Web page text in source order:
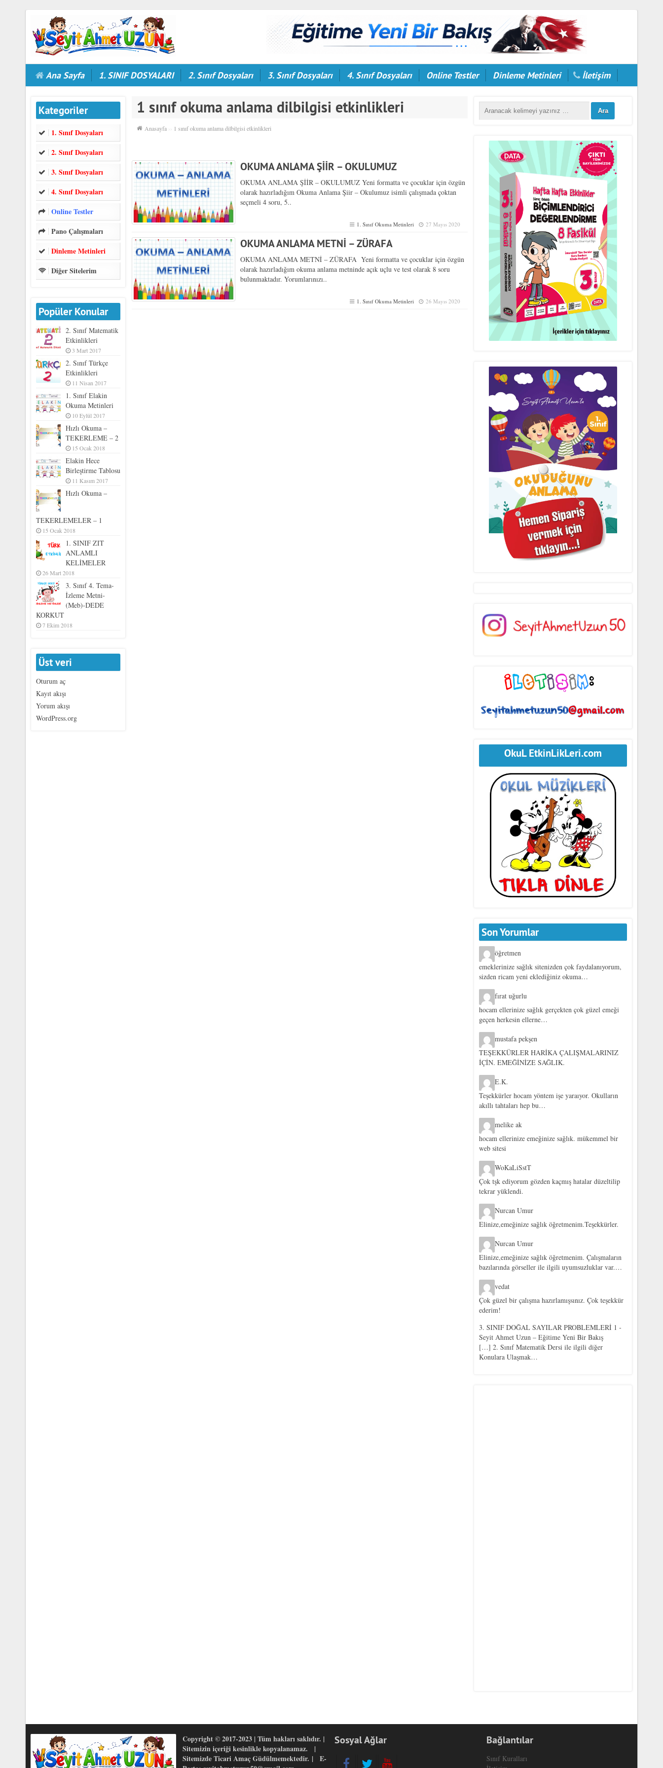
Ana Sayfa 1. SINIF DOSYALARI 2. Sınıf Dosyaları 3. Sınıf Dosyaları 4. Sınıf Dosyaları Online Testler Dinleme Metinleri İletişim
Kategoriler
1. Sınıf Dosyaları
2. Sınıf Dosyaları
3. Sınıf Dosyaları
4. Sınıf Dosyaları
Online Testler
Pano Çalışmaları
Dinleme Metinleri
Diğer Sitelerim
Popüler Konular
2. Sınıf Matematik
Etkinlikleri
3 Mart 2017
2. Sınıf Türkçe
Etkinlikleri
11 Nisan 2017
1. Sınıf Elakin
Okuma Metinleri
10 Eylül 2017
Hızlı Okuma –
TEKERLEME – 2
15 Ocak 2018
Elakin Hece
Birleştirme Tablosu
11 Kasım 2017
Hızlı Okuma –
TEKERLEMELER – 1
15 Ocak 2018
1. SINIF ZIT
ANLAMLI
KELİMELER
26 Mart 2018
3. Sınıf 4. Tema-
İzleme Metni-
(Meb)-DEDE
KORKUT
7 Ekim 2018
Üst veri
Oturum aç
Kayıt akışı
Yorum akışı
WordPress.org
1 sınıf okuma anlama dilbilgisi etkinlikleri
Anasayfa ›› 1 sınıf okuma anlama dilbilgisi etkinlikleri
OKUMA ANLAMA ŞİİR – OKULUMUZ
OKUMA ANLAMA ŞİİR – OKULUMUZ Yeni formatta ve çocuklar için özgün
olarak hazırladığım Okuma Anlama Şiir – Okulumuz isimli çalışmada çoktan
seçmeli 4 soru, 5..
1. Sınıf Okuma Metinleri 27 Mayıs 2020
OKUMA ANLAMA METNİ – ZÜRAFA
OKUMA ANLAMA METNİ – ZÜRAFA Yeni formatta ve çocuklar için özgün
olarak hazırladığım okuma anlama metninde açık uçlu ve test olarak 8 soru
bulunmaktadır. Yorumlarınızı..
1. Sınıf Okuma Metinleri 26 Mayıs 2020
OkuL EtkinLikLeri.com
Son Yorumlar
öğretmen
emeklerinize sağlık sitenizden çok faydalanıyorum,
sizden ricam yeni eklediğiniz okuma…
fırat uğurlu
hocam ellerinize sağlık gerçekten çok güzel emeği
geçen herkesin ellerne…
mustafa pekşen
TEŞEKKÜRLER HARİKA ÇALIŞMALARINIZ
İÇİN. EMEĞİNİZE SAĞLIK.
E.K.
Teşekkürler hocam yöntem işe yaraıyor. Okulların
akıllı tahtaları hep bu…
melike ak
hocam ellerinize emeğinize sağlık. mükemmel bir
web sitesi
WoKaLiSstT
Çok tşk ediyorum gözden kaçmış hatalar düzeltilip
tekrar yüklendi.
Nurcan Umur
Elinize,emeğinize sağlık öğretmenim.Teşekkürler.
Nurcan Umur
Elinize,emeğinize sağlık öğretmenim. Çalışmaların
bazılarında görseller ile ilgili uyumsuzluklar var.…
vedat
Çok güzel bir çalışma hazırlamışsınız. Çok teşekkür
ederim!
3. SINIF DOĞAL SAYILAR PROBLEMLERİ 1 -
Seyit Ahmet Uzun – Eğitime Yeni Bir Bakış
[…] 2. Sınıf Matematik Dersi ile ilgili diğer
Konulara Ulaşmak…
Copyright © 2017-2023 | Tüm hakları saklıdır. |
Sitemizin içeriği kesinlikle kopyalanamaz. |
Sitemizde Ticari Amaç Güdülmemektedir. | E-
Sosyal Ağlar Bağlantılar
Sınıf Kuralları